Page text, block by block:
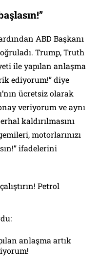
ABD Başkanı
Trump, Truth
ile yapılan anlaşma
ediyorum!” diye
ücretsiz olarak
veriyorum ve aynı
kaldırılmasını
motorlarınızı
ifadelerini
Petrol
anlaşma artık